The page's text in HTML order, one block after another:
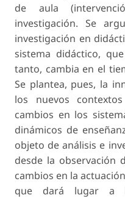
de aula
investigación. Se
investigación en
sistema didáctico,
tanto, cambia en el
Se plantea, pues, la
los nuevos
cambios en los
dinámicos de
objeto de análisis e
desde la observación
cambios en la
que dará lugar a